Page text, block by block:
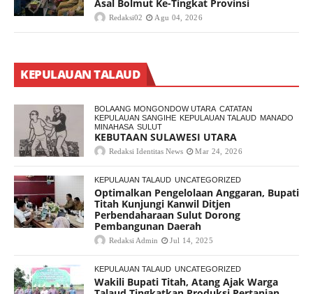
Asal Bolmut Ke-Tingkat Provinsi
Redaksi02 Agu 04, 2026
KEPULAUAN TALAUD
BOLAANG MONGONDOW UTARA CATATAN
KEPULAUAN SANGIHE KEPULAUAN TALAUD MANADO
MINAHASA SULUT
KEBUTAAN SULAWESI UTARA
Redaksi Identitas News Mar 24, 2026
KEPULAUAN TALAUD UNCATEGORIZED
Optimalkan Pengelolaan Anggaran, Bupati
Titah Kunjungi Kanwil Ditjen
Perbendaharaan Sulut Dorong
Pembangunan Daerah
Redaksi Admin Jul 14, 2025
KEPULAUAN TALAUD UNCATEGORIZED
Wakili Bupati Titah, Atang Ajak Warga